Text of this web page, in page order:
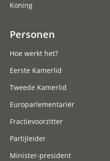
Koning
Personen
Hoe werkt het?
Eerste Kamerlid
Tweede Kamerlid
Europarlementariër
Fractievoorzitter
Partijleider
Minister-president